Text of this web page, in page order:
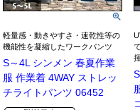
軽量感・動きやすさ・速乾性等の
機能性を凝縮したワークパンツ
S～4L シンメン 春夏作業
服 作業着 4WAY ストレッ
チライトパンツ 06452